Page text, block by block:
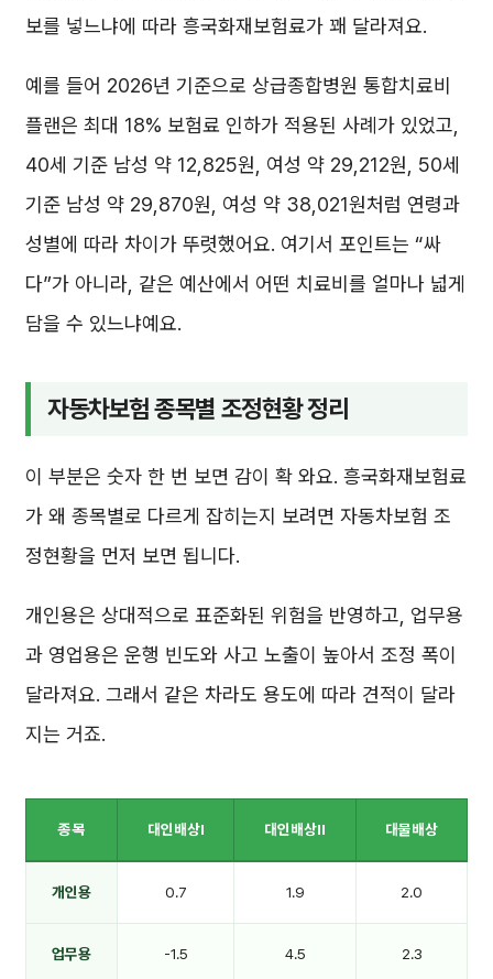
보를 넣느냐에 따라 흥국화재보험료가 꽤 달라져요.
예를 들어 2026년 기준으로 상급종합병원 통합치료비
플랜은 최대 18% 보험료 인하가 적용된 사례가 있었고,
40세 기준 남성 약 12,825원, 여성 약 29,212원, 50세
기준 남성 약 29,870원, 여성 약 38,021원처럼 연령과
성별에 따라 차이가 뚜렷했어요. 여기서 포인트는 “싸
다”가 아니라, 같은 예산에서 어떤 치료비를 얼마나 넓게
담을 수 있느냐예요.
자동차보험 종목별 조정현황 정리
이 부분은 숫자 한 번 보면 감이 확 와요. 흥국화재보험료
가 왜 종목별로 다르게 잡히는지 보려면 자동차보험 조
정현황을 먼저 보면 됩니다.
개인용은 상대적으로 표준화된 위험을 반영하고, 업무용
과 영업용은 운행 빈도와 사고 노출이 높아서 조정 폭이
달라져요. 그래서 같은 차라도 용도에 따라 견적이 달라
지는 거죠.
종목 대인배상Ⅰ 대인배상Ⅱ 대물배상
개인용 0.7 1.9 2.0
업무용 -1.5 4.5 2.3